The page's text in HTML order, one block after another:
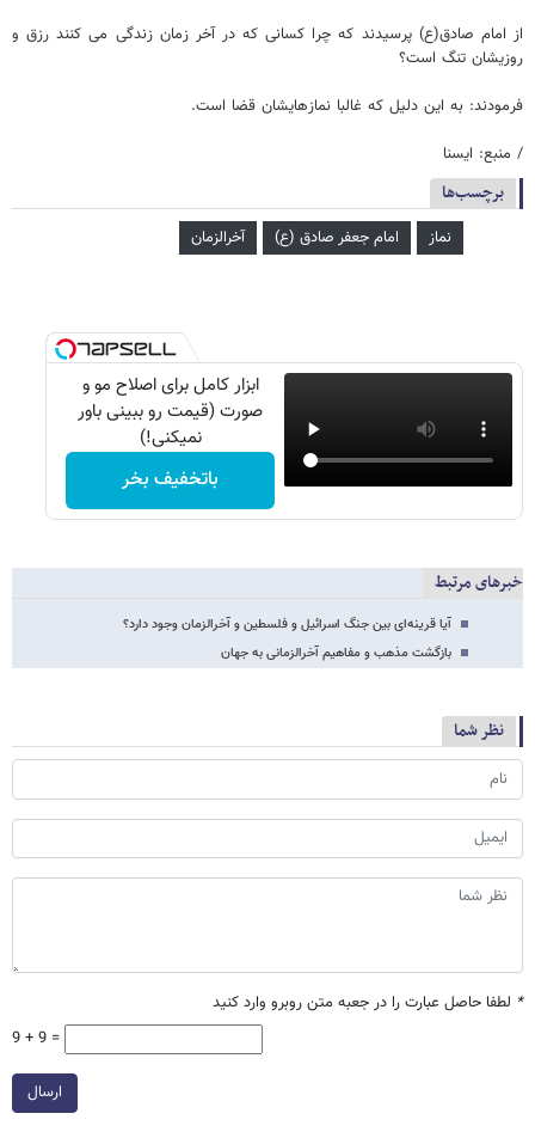
از امام صادق(ع) پرسیدند که چرا کسانی که در آخر زمان زندگی می کنند رزق و
روزیشان تنگ است؟
فرمودند: به این دلیل که غالبا نمازهایشان قضا است.
/ منبع: ایسنا
برچسب‌ها
نماز امام جعفر صادق (ع) آخرالزمان
ابزار کامل برای اصلاح مو و
صورت (قیمت رو ببینی باور
نمیکنی!)
باتخفیف بخر
خبرهای مرتبط
آیا قرینه‌ای بین جنگ اسرائیل و فلسطین و آخرالزمان وجود دارد؟
بازگشت مذهب و مفاهیم آخرالزمانی به جهان
نظر شما
* لطفا حاصل عبارت را در جعبه متن روبرو وارد کنید
9 + 9 =
ارسال